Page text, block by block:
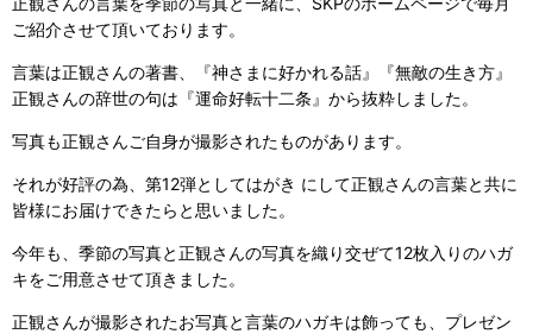
ご紹介させて頂いております。
言葉は正観さんの著書、『神さまに好かれる話』『無敵の生き方』
正観さんの辞世の句は『運命好転十二条』から抜粋しました。
写真も正観さんご自身が撮影されたものがあります。
それが好評の為、第12弾としてはがき にして正観さんの言葉と共に
皆様にお届けできたらと思いました。
今年も、季節の写真と正観さんの写真を織り交ぜて12枚入りのハガ
キをご用意させて頂きました。
正観さんが撮影されたお写真と言葉のハガキは飾っても、プレゼン